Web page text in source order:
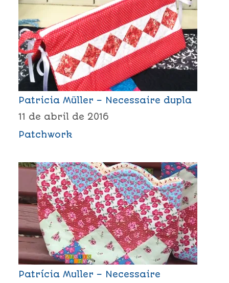
Patricia Müller – Necessaire dupla
11 de abril de 2016
Patchwork
Patrícia Muller – Necessaire